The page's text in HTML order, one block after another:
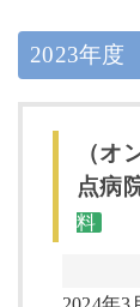
2023年度
（オ
点病
料